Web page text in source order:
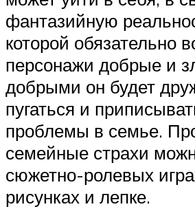
фантазийную
которой обязательно
персонажи добрые и
добрыми он будет
пугаться и
проблемы в семье.
семейные страхи
сюжетно-ролевых
рисунках и лепке.